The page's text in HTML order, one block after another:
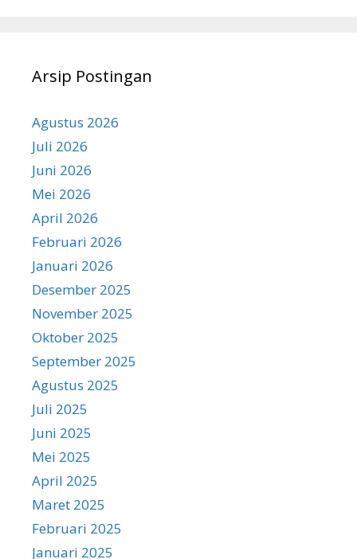
Arsip Postingan
Agustus 2026
Juli 2026
Juni 2026
Mei 2026
April 2026
Februari 2026
Januari 2026
Desember 2025
November 2025
Oktober 2025
September 2025
Agustus 2025
Juli 2025
Juni 2025
Mei 2025
April 2025
Maret 2025
Februari 2025
Januari 2025